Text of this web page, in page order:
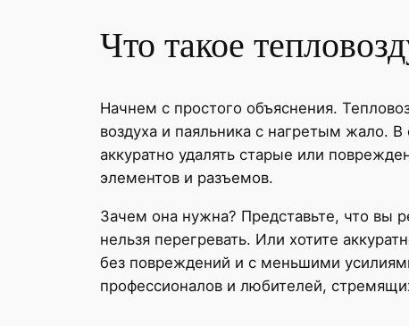
Что такое
Начнем с простого объяснения.
воздуха и паяльника с нагретым жало.
аккуратно удалять старые или
элементов и разъемов.
Зачем она нужна? Представьте, что вы
нельзя перегревать. Или хотите
без повреждений и с меньшими
профессионалов и любителей,